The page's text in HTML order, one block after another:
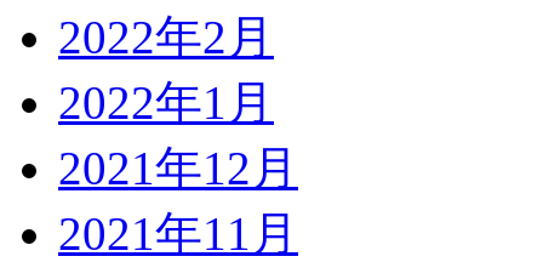
2022年2月
2022年1月
2021年12月
2021年11月